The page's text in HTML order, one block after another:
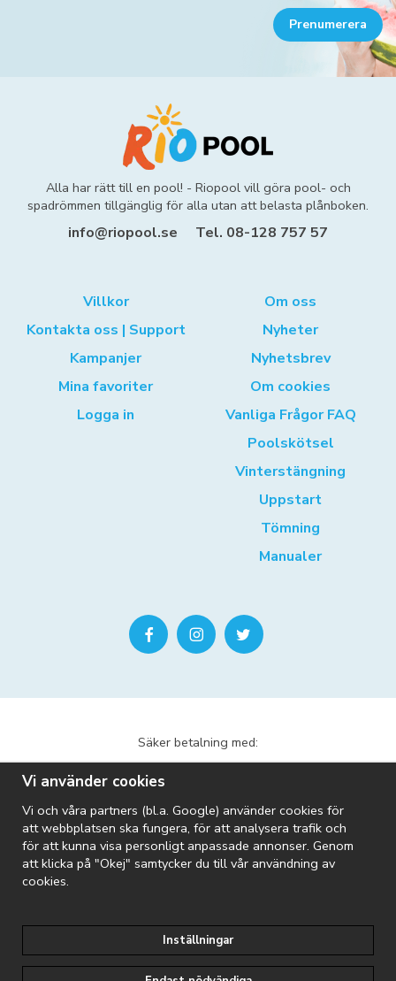
Prenumerera
Alla har rätt till en pool! - Riopool vill göra pool- och
spadrömmen tillgänglig för alla utan att belasta plånboken.
info@riopool.se Tel. 08-128 757 57
Villkor
Kontakta oss | Support
Kampanjer
Mina favoriter
Logga in
Om oss
Nyheter
Nyhetsbrev
Om cookies
Vanliga Frågor FAQ
Poolskötsel
Vinterstängning
Uppstart
Tömning
Manualer
Säker betalning med:
Vi skickar med:
Riopool är en del av Folkpool-koncernen:
Vi använder cookies
Vi och våra partners (bl.a. Google) använder cookies för
att webbplatsen ska fungera, för att analysera trafik och
för att kunna visa personligt anpassade annonser. Genom
att klicka på "Okej" samtycker du till vår användning av
cookies.
Inställningar